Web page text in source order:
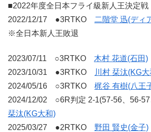
■2022年度全日本フライ級新人王決定戦
2022/12/17 ●3RTKO
二階堂 迅(ディ
※全日本新人王敗退
2023/07/11 ○3RTKO 木村 花道(石田)
2023/10/31 ●3RTKO
川村 栞汰(KG
2024/05/16 ○3RTKO 梶谷 有樹(八王
2024/12/02 ○6R判定 2-1(57-56、56-
栞汰(KG大和)
2025/03/27 ●2RTKO 野田 賢史(金子)